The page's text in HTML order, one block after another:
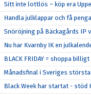
Sitt inte lottlös – köp era
Handla julklappar och få
Snöröjning på Bäckagårds IP
Nu har Kvarnby IK en
BLACK FRIDAY = shoppa
Månadsfinal i Sveriges
Black Week har startat - stöd